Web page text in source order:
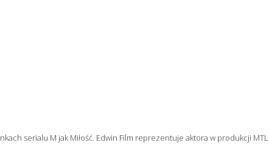
serialu M jak Miłość. Edwin Film reprezentuje aktora w produkcji MTL